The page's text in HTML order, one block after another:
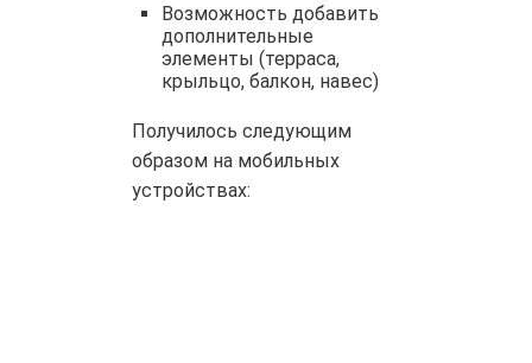
Возможность добавить
дополнительные
элементы (терраса,
крыльцо, балкон, навес)
Получилось следующим
образом на мобильных
устройствах: